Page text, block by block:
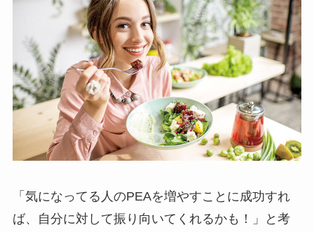
「気になってる人のPEAを増やすことに成功すれ
ば、自分に対して振り向いてくれるかも！」と考